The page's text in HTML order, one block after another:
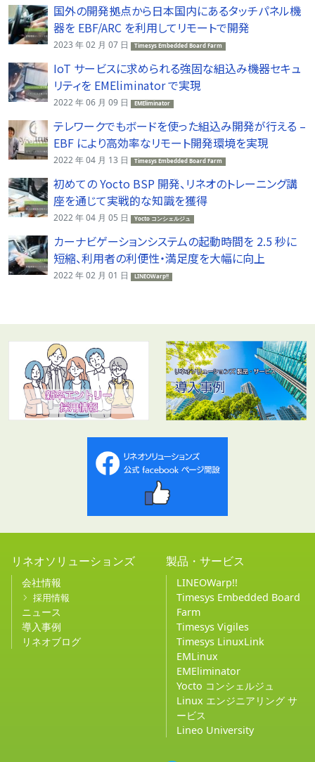
国外の開発拠点から日本国内にあるタッチパネル機
器を EBF/ARC を利用してリモートで開発
2023 年 02 月 07 日 Timesys Embedded Board Farm
IoT サービスに求められる強固な組込み機器セキュ
リティを EMEliminator で実現
2022 年 06 月 09 日 EMEliminator
テレワークでもボードを使った組込み開発が行える –
EBF により高効率なリモート開発環境を実現
2022 年 04 月 13 日 Timesys Embedded Board Farm
初めての Yocto BSP 開発、リネオのトレーニング講
座を通じて実戦的な知識を獲得
2022 年 04 月 05 日 Yocto コンシェルジュ
カーナビゲーションシステムの起動時間を 2.5 秒に
短縮、利用者の利便性・満足度を大幅に向上
2022 年 02 月 01 日 LINEOWarp!!
リネオソリューションズ
会社情報
採用情報
ニュース
導入事例
リネオブログ
製品・サービス
LINEOWarp!!
Timesys Embedded Board
Farm
Timesys Vigiles
Timesys LinuxLink
EMLinux
EMEliminator
Yocto コンシェルジュ
Linux エンジニアリング サ
ービス
Lineo University